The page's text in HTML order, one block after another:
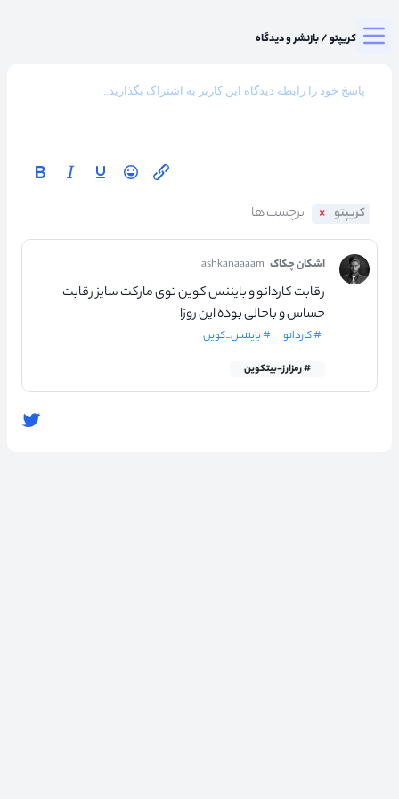
میزگرد کریپتو/بازنشر و دیدگاه
کریپتو
اشکان چکاک ashkanaaaam
رقابت کاردانو و بایننس کوین توی مارکت سایز رقابت
حساس و باحالی بوده این روزا
# کاردانو # بایننس_کوین
# رمزارز-بیتکوین